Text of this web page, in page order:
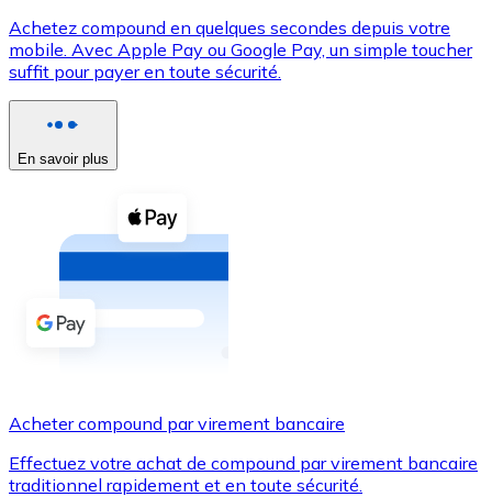
XRP
XRP
Voir toutes
Coupons crypto
Achetez des cryptomonnaies en espèces et d'autres
Acheter avec espèces
Virement SEPA
Utilisez les cartes Visa et Mastercard pour acheter
Achetez compound en quelques secondes depuis votre
mobile. Avec Apple Pay ou Google Pay, un simple toucher
suffit pour payer en toute sécurité.
En savoir plus
Acheter compound par virement bancaire
Effectuez votre achat de compound par virement bancaire
traditionnel rapidement et en toute sécurité.